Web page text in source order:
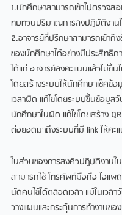
1.นักศึกษาสามารถเข้าไปตรวจ
ทบทวนปริมาณการลงปฏิบัติงาน
2.อาจารย์ที่ปรึกษาสามารถเข้าถึ
ของนักศึกษาได้อย่างมีประสิทธิ
ได้แก่ อาจารย์ลงคะแนนแล้วไม่ขึ้
โดยสร้างระบบให้นักศึกษาเช็คข้
เวลาผิด แก้ไขโดยระบบขึ้นข้อมูล
นักศึกษาในผิด แก้ไขโดยสร้าง
ต่อยอดมาถึงระบบที่มี link ให้คะ
ในส่วนของการลงคิวปฏิบัติงาน
สามารถใช้ โทรศัพท์มือถือ ไอแพ
นัดคนไข้ได้ตลอดเวลา แม้ในเวล
วางแผนและกระตุ้นการทำงานข